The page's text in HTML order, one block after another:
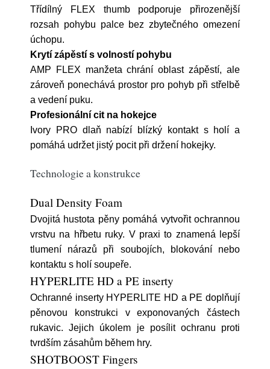
Třídílný FLEX thumb podporuje přirozenější
rozsah pohybu palce bez zbytečného omezení
úchopu.
Krytí zápěstí s volností pohybu
AMP FLEX manžeta chrání oblast zápěstí, ale
zároveň ponechává prostor pro pohyb při střelbě
a vedení puku.
Profesionální cit na hokejce
Ivory PRO dlaň nabízí blízký kontakt s holí a
pomáhá udržet jistý pocit při držení hokejky.
Technologie a konstrukce
Dual Density Foam
Dvojitá hustota pěny pomáhá vytvořit ochrannou
vrstvu na hřbetu ruky. V praxi to znamená lepší
tlumení nárazů při soubojích, blokování nebo
kontaktu s holí soupeře.
HYPERLITE HD a PE inserty
Ochranné inserty HYPERLITE HD a PE doplňují
pěnovou konstrukci v exponovaných částech
rukavic. Jejich úkolem je posílit ochranu proti
tvrdším zásahům během hry.
SHOTBOOST Fingers